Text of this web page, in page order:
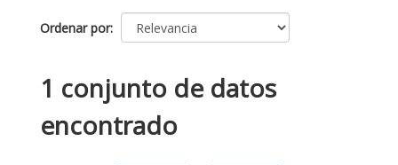
Ordenar por
1 conjunto de datos
encontrado